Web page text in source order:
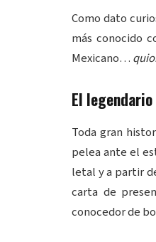
Como dato
más conocido
Mexicano…
El
Toda gran
pelea ante el
letal y a partir
carta de
conocedor de